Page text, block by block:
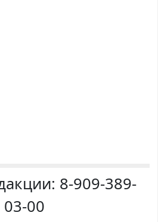
8-909-389-
03-00